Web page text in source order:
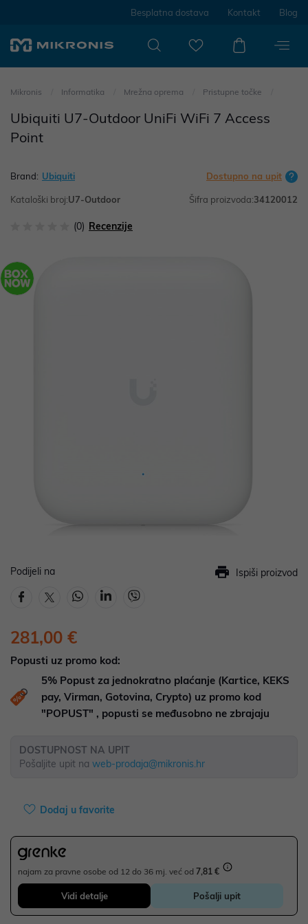
Besplatna dostava Kontakt Blog
Mikronis Informatika Mrežna oprema Pristupne točke
Ubiquiti U7-Outdoor UniFi WiFi 7 Access
Point
Brand: Ubiquiti Dostupno na upit
Kataloški broj:U7-Outdoor Šifra proizvoda:34120012
(0) Recenzije
Podijeli na Ispiši proizvod
281,00 €
Popusti uz promo kod:
5% Popust za jednokratno plaćanje (Kartice, KEKS
pay, Virman, Gotovina, Crypto) uz promo kod
"POPUST" , popusti se međusobno ne zbrajaju
DOSTUPNOST NA UPIT
Pošaljite upit na web-prodaja@mikronis.hr
Dodaj u favorite
najam za pravne osobe od 12 do 36 mj. već od 7,81 €
Vidi detalje Pošalji upit